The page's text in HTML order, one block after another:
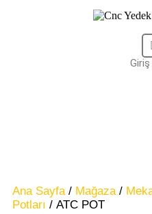
Giriş
Giriş
Ana Sayfa/ Mağaza/
Potları / ATC POT